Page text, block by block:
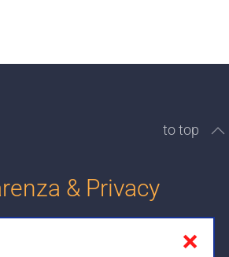
❌
to top
& Privacy